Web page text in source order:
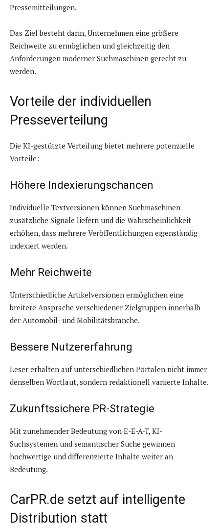
Pressemitteilungen.
Das Ziel besteht darin, Unternehmen eine größere
Reichweite zu ermöglichen und gleichzeitig den
Anforderungen moderner Suchmaschinen gerecht zu
werden.
Vorteile der individuellen
Presseverteilung
Die KI-gestützte Verteilung bietet mehrere potenzielle
Vorteile:
Höhere Indexierungschancen
Individuelle Textversionen können Suchmaschinen
zusätzliche Signale liefern und die Wahrscheinlichkeit
erhöhen, dass mehrere Veröffentlichungen eigenständig
indexiert werden.
Mehr Reichweite
Unterschiedliche Artikelversionen ermöglichen eine
breitere Ansprache verschiedener Zielgruppen innerhalb
der Automobil- und Mobilitätsbranche.
Bessere Nutzererfahrung
Leser erhalten auf unterschiedlichen Portalen nicht immer
denselben Wortlaut, sondern redaktionell variierte Inhalte.
Zukunftssichere PR-Strategie
Mit zunehmender Bedeutung von E-E-A-T, KI-
Suchsystemen und semantischer Suche gewinnen
hochwertige und differenzierte Inhalte weiter an
Bedeutung.
CarPR.de setzt auf intelligente
Distribution statt